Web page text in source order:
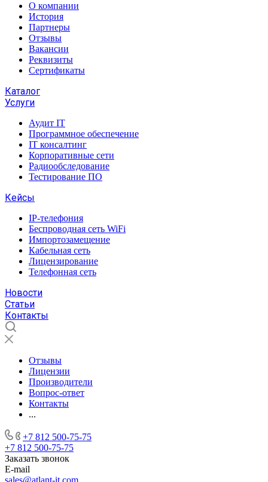
О компании
История
Партнеры
Отзывы
Вакансии
Реквизиты
Сертификаты
Каталог
Услуги
Аудит IT
Программное обеспечение
IT консалтинг
Корпоративные сети
Радиообследование
Тестирование ПО
Кейсы
IP-телефония
Беспроводная сеть WiFi
Импортозамещение
Кабельная сеть
Лицензирование
Телефонная сеть
Новости
Статьи
Контакты
Отзывы
Лицензии
Производители
Вопрос-ответ
Контакты
...
+7 812 500-75-75
+7 812 500-75-75
Заказать звонок
E-mail
sales@atlant-it.com